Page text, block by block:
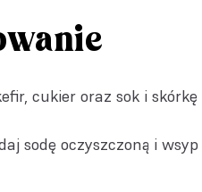
cukier oraz sok i
sodę oczyszczoną i